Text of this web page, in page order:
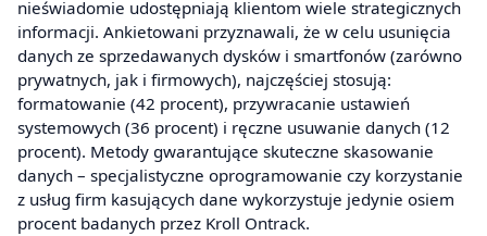
nieświadomie udostępniają klientom wiele strategicznych
informacji. Ankietowani przyznawali, że w celu usunięcia
danych ze sprzedawanych dysków i smartfonów (zarówno
prywatnych, jak i firmowych), najczęściej stosują:
formatowanie (42 procent), przywracanie ustawień
systemowych (36 procent) i ręczne usuwanie danych (12
procent). Metody gwarantujące skuteczne skasowanie
danych – specjalistyczne oprogramowanie czy korzystanie
z usług firm kasujących dane wykorzystuje jedynie osiem
procent badanych przez Kroll Ontrack.